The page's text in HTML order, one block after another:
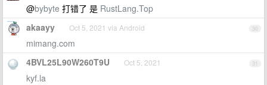
@bybyte 打错了 是 RustLang.Top
30
akaayy Oct 5, 2021 via Android
mimang.com
31
4BVL25L90W260T9U Oct 5, 2021
kyf.la